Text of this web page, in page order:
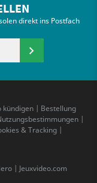
direkt ins Postfach
kündigen| Bestellung
|
& Tracking|
| Jeuxvideo.com